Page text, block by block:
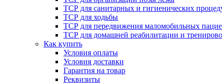
ТСР для санитарных и гигиенических
ТСР для ходьбы
ТСР для передвижения маломобильных
ТСР для домашней реабилитации и
Как купить
Условия оплаты
Условия доставки
Гарантия на товар
Реквизиты